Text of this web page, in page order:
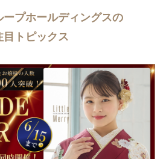
プホールディングスの
目トピックス